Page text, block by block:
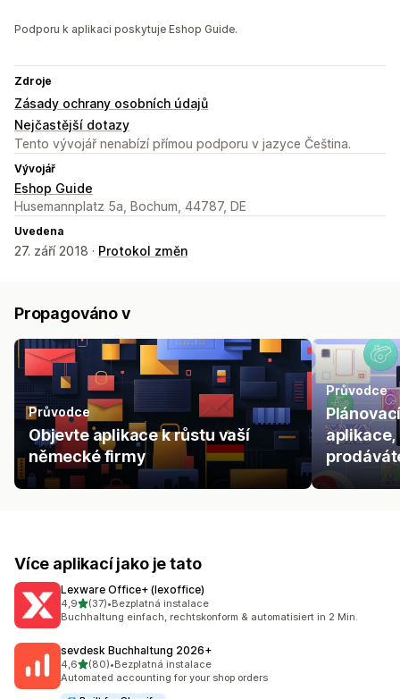
Podporu k aplikaci poskytuje Eshop Guide.
Zdroje
Zásady ochrany osobních údajů
Nejčastější dotazy
Tento vývojář nenabízí přímou podporu v jazyce Čeština.
Vývojář
Eshop Guide
Husemannplatz 5a, Bochum, 44787, DE
Uvedena
27. září 2018 · Protokol změn
Propagováno v
Průvodce
Objevte aplikace k růstu vaší
německé firmy
Průvodce
aplikace,
Více aplikací jako je tato
Lexware Office+ (lexoffice)
4,9z 5 hvězd
(37)
Celkový počet recenzí: 37
•Bezplatná instalace
Buchhaltung einfach, rechtskonform & automatisiert in 2 Min.
sevdesk Buchhaltung 2026+
4,6z 5 hvězd
(80)
Celkový počet recenzí: 80
•Bezplatná instalace
Automated accounting for your shop orders